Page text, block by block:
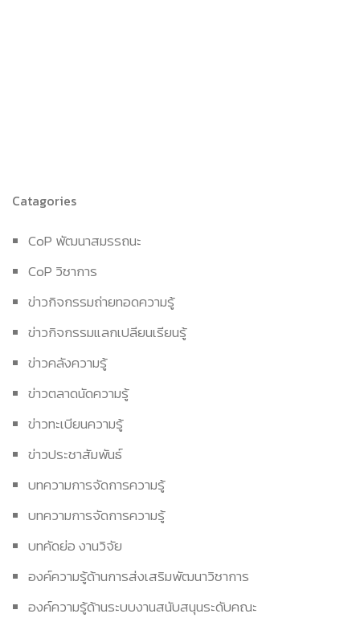
Catagories
CoP พัฒนาสมรรถนะ
CoP วิชาการ
ข่าวกิจกรรมถ่ายทอดความรู้
ข่าวกิจกรรมแลกเปลียนเรียนรู้
ข่าวคลังความรู้
ข่าวตลาดนัดความรู้
ข่าวทะเบียนความรู้
ข่าวประชาสัมพันธ์
บทความการจัดการความรู้
บทความการจัดการความรู้
บทคัดย่อ งานวิจัย
องค์ความรู้ด้านการส่งเสริมพัฒนาวิชาการ
องค์ความรู้ด้านระบบงานสนับสนุนระดับคณะ